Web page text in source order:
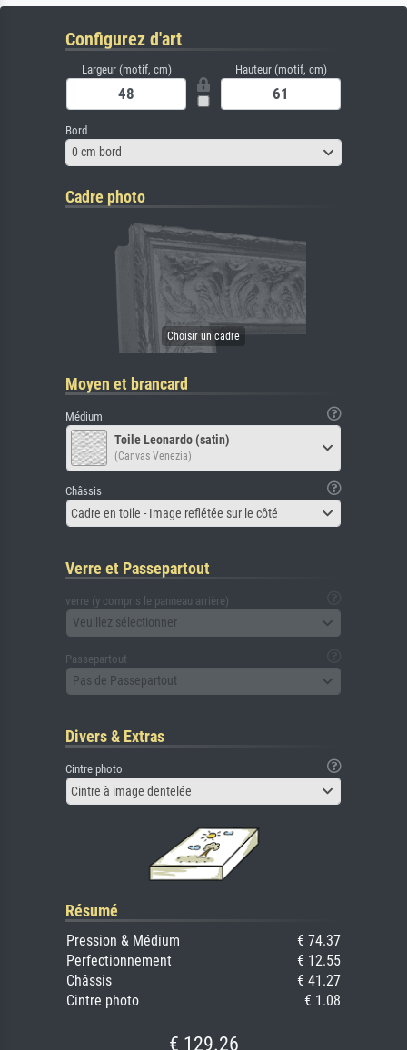
Configurez d'art
Largeur (motif, cm) Hauteur (motif, cm)
Bord
0 cm bord
Cadre photo
Moyen et brancard
Médium
Toile Leonardo (satin)
(Canvas Venezia)
Châssis
Cadre en toile - Image reflétée sur le côté
Verre et Passepartout
verre (y compris le panneau arrière)
Veuillez sélectionner
Passepartout
Pas de Passepartout
Divers & Extras
Cintre photo
Cintre à image dentelée
Résumé
Pression & Médium
€ 74.37
Perfectionnement
€ 12.55
Châssis
€ 41.27
Cintre photo
€ 1.08
€ 129.26